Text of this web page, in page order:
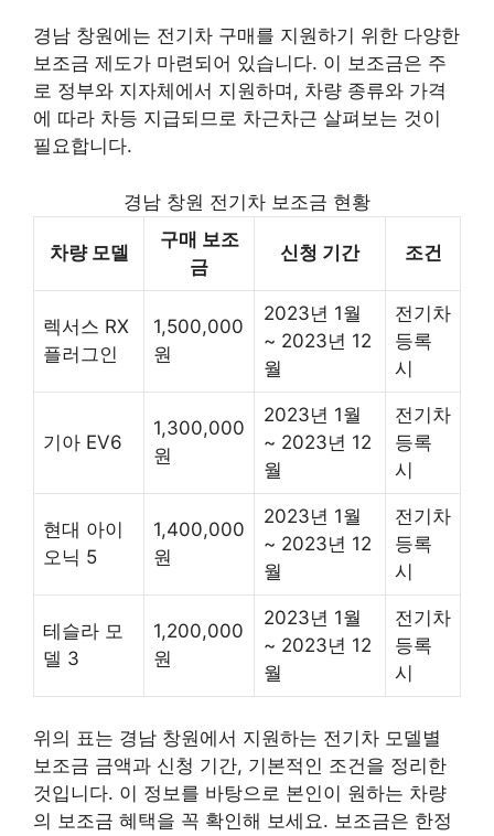
경남 창원에는 전기차 구매를 지원하기 위한 다양한
보조금 제도가 마련되어 있습니다. 이 보조금은 주
로 정부와 지자체에서 지원하며, 차량 종류와 가격
에 따라 차등 지급되므로 차근차근 살펴보는 것이
필요합니다.
경남 창원 전기차 보조금 현황
차량 모델
구매 보조
금
신청 기간 조건
렉서스 RX
플러그인
1,500,000
원
2023년 1월
~ 2023년 12
월
전기차
등록
시
기아 EV6
1,300,000
원
2023년 1월
~ 2023년 12
월
전기차
등록
시
현대 아이
오닉 5
1,400,000
원
2023년 1월
~ 2023년 12
월
전기차
등록
시
테슬라 모
델 3
1,200,000
원
2023년 1월
~ 2023년 12
월
전기차
등록
시
위의 표는 경남 창원에서 지원하는 전기차 모델별
보조금 금액과 신청 기간, 기본적인 조건을 정리한
것입니다. 이 정보를 바탕으로 본인이 원하는 차량
의 보조금 혜택을 꼭 확인해 보세요. 보조금은 한정